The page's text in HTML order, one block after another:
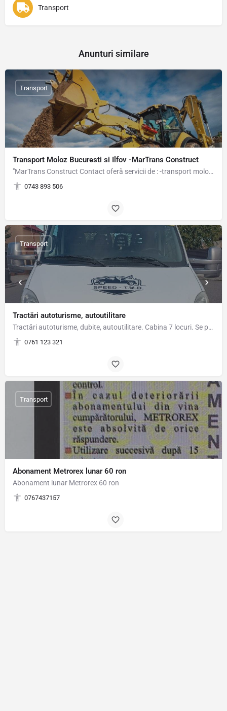
Transport
Anunturi similare
Transport Moloz Bucuresti si Ilfov -MarTrans Construct
"MarTrans Construct Contact oferă servicii de : -transport moloz Bucuresti - transport moloz…
0743 893 506
Transport
Tractări autoturisme, autoutilitare
Tractări autoturisme, dubite, autoutilitare. Cabina 7 locuri. Se poate transporta și pasagerii din…
0761 123 321
Transport
Abonament Metrorex lunar 60 ron
Abonament lunar Metrorex 60 ron
0767437157
Transport